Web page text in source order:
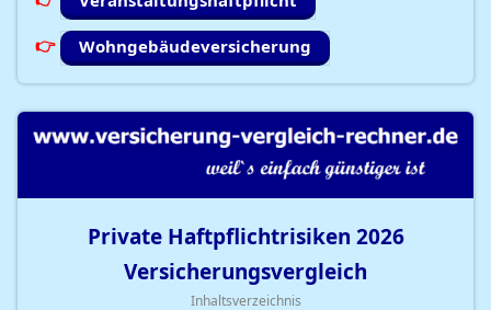
Wohngebäudeversicherung
Private Haftpflichtrisiken 2026
Versicherungsvergleich
Inhaltsverzeichnis